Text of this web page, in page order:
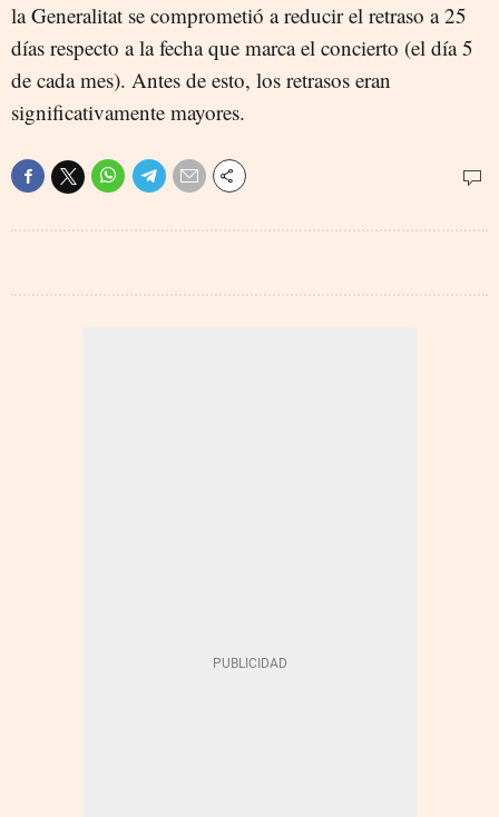
la Generalitat se comprometió a reducir el retraso a 25
días respecto a la fecha que marca el concierto (el día 5
de cada mes). Antes de esto, los retrasos eran
significativamente mayores.